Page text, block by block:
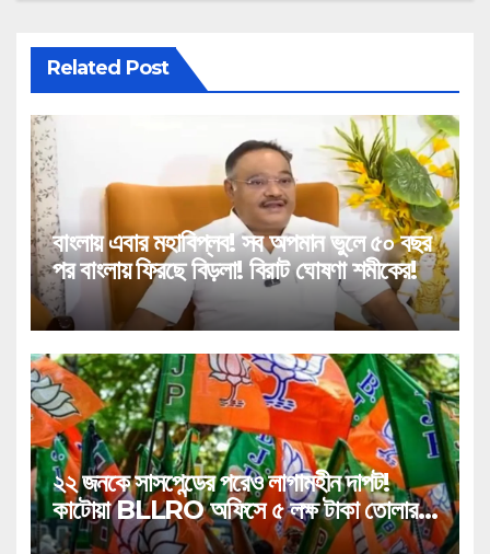
Related Post
বাংলায় এবার মহাবিপ্লব! সব অপমান ভুলে ৫০ বছর
পর বাংলায় ফিরছে বিড়লা! বিরাট ঘোষণা শমীকের!
২২ জনকে সাসপেন্ডের পরেও লাগামহীন দাপট!
কাটোয়া BLLRO অফিসে ৫ লক্ষ টাকা তোলার
মারাত্মক কাণ্ড!